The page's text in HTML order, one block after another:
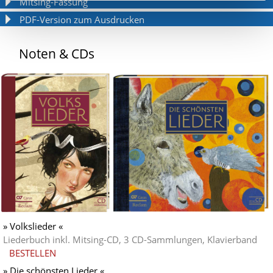
PDF-Version zum Ausdrucken
Noten & CDs
» Volkslieder «
Liederbuch inkl. Mitsing-CD, 3 CD-Sammlungen, Klavierband
BESTELLEN
» Die schönsten Lieder «